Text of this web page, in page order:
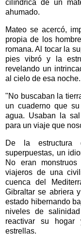
cilíndrica de un
ahumado.
Mateo se acercó,
propia de los
romana. Al tocar la
pies vibró y la
revelando un
al cielo de esa noche.
"No buscaban la
un cuaderno que
agua. Usaban la
para un viaje que
De la estructura
superpuestas, un
No eran
viajeros de una
cuenca del
Gibraltar se abriera
estado hibernando
niveles de
reactivar su
estrellas.